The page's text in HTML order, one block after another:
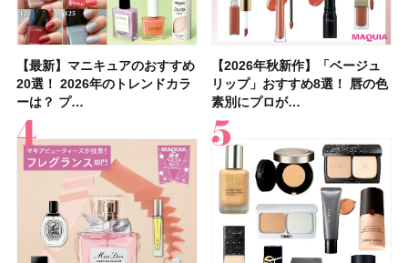
【最新】マニキュアのおすすめ
20選！ 2026年のトレンドカラ
ーは？ プ…
【2026年秋新作】「ベージュ
リップ」おすすめ8選！ 唇の色
素別にプロが…
【2026年夏】汗に強い日焼け
止めのおすすめ13選！ 汗で塗
膜が強化され…
【石井美保さん】おすすめの
「ブライトニング」11選！ ス
キンケアからサプ…
【最新】マニキュアのおすすめ
20選！ 2026年のトレンドカラ
ーは？ プ…
【2026年秋新作】「ベージュ
リップ」おすすめ8選！ 唇の色
素別にプロが…
【デパコスのネイルオイル10
選】プレゼントにおすすめ！ケ
ア効果、ビジュ、…
【2026年】ボディ用日焼け止
めUVのおすすめ20選！ この夏
注目の人気…
【石井美保さんのおすすめお菓
子＆お茶10選】手土産にもぴっ
たり
【板野友美さんの美活】「最
近、下の歯の矯正を再開したん
です」オーラルケア…
【2026年夏】おすすめの髪型
36選！ショート・ボブ・ミディ
アム・ロング…
【2026年夏】小顔に見えるボ
ブの髪型37選！ レイヤー・切
りっぱなしな…
【読者プレゼント】羽の見えな
いハンディファン
「baramood」を3名様…
【2026年8月の一粒万倍日】お
すすめの開運コスメ＆美容アイ
テム10選！
【セザンヌ】8/7新色追加！
「ウォータリーティントリップ
」10モモピュ…
【限定】&be「リップカラーデ
ュオ 01 ピンクベージュ」レビ
ュー｜落ち…